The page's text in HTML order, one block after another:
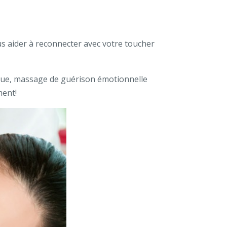
aider à reconnecter avec votre toucher
massage de guérison émotionnelle